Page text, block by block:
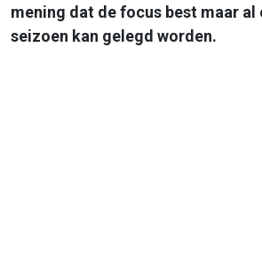
mening dat de focus best maar al
seizoen kan gelegd worden.